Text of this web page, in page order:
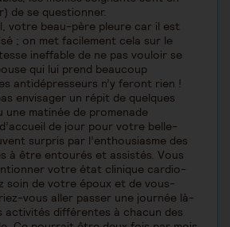
de se questionner.
votre beau-père pleure car il est
; on met facilement cela sur le
ineffable de ne pas vouloir se
qui lui prend beaucoup
antidépresseurs n’y feront rien !
envisager un répit de quelques
une matinée de promenade
de jour pour votre belle-
surpris par l’enthousiasme des
à être entourés et assistés. Vous
votre état clinique cardio-
soin de votre époux et de vous-
vous aller passer une journée là-
activités différentes à chacun des